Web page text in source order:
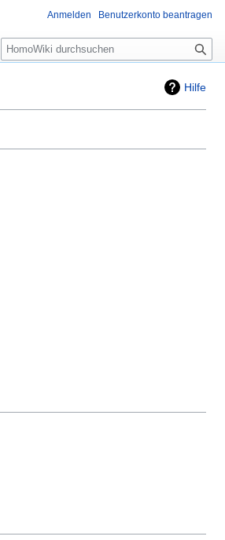
Hilfe
Anmelden Benutzerkonto beantragen
Suche